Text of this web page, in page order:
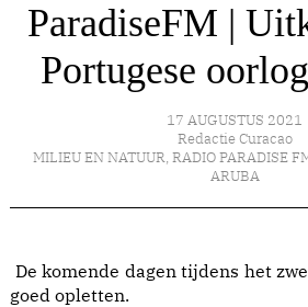
ParadiseFM |
Portugese
17 AUGUSTUS 2021
Redactie Curacao
MILIEU EN NATUUR, RADIO PARADISE
ARUBA
De komende dagen tijdens het
goed opletten.